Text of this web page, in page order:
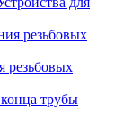
резьбовых